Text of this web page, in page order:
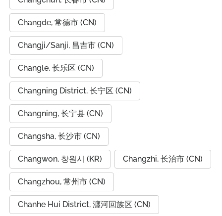
Changde, 常德市 (CN)
Changji/Sanji, 昌吉市 (CN)
Changle, 长乐区 (CN)
Changning District, 长宁区 (CN)
Changning, 长宁县 (CN)
Changsha, 长沙市 (CN)
Changwon, 창원시 (KR) Changzhi, 长治市 (CN)
Changzhou, 常州市 (CN)
Chanhe Hui District, 瀍河回族区 (CN)